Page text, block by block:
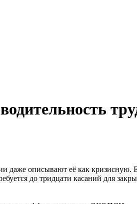
даже описывают её как
до тридцати касаний для